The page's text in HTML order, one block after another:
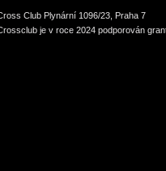
Club Plynární 1096/23, Praha 7
je v roce 2024 podporován